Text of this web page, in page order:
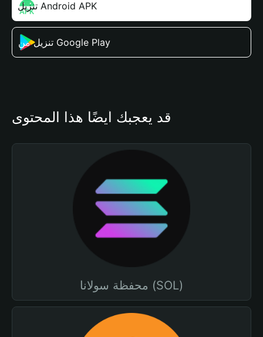
تنزيل Android APK
تنزيل من Google Play
قد يعجبك أيضًا هذا المحتوى
محفظة سولانا (SOL)